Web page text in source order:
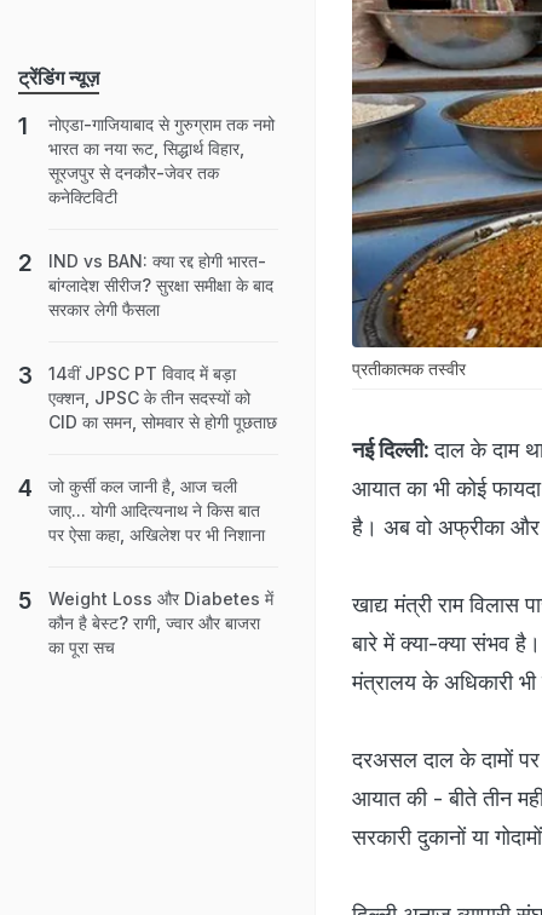
प्रतीकात्‍मक तस्‍वीर
नई दिल्‍ली: दाल के दाम
आयात का भी कोई
है। अब वो अफ्रीका और
खाद्य मंत्री राम विलास
बारे में क्या-क्या संभव है।
मंत्रालय के अधिकारी
दरअसल दाल के दामों पर
आयात की - बीते तीन
सरकारी दुकानों या
ट्रेंडिंग न्यूज़
नोएडा-गाजियाबाद से गुरुग्राम तक नमो
भारत का नया रूट, सिद्धार्थ विहार,
सूरजपुर से दनकौर-जेवर तक
कनेक्टिविटी
IND vs BAN: क्या रद्द होगी भारत-
बांग्लादेश सीरीज? सुरक्षा समीक्षा के बाद
सरकार लेगी फैसला
14वीं JPSC PT विवाद में बड़ा
एक्शन, JPSC के तीन सदस्यों को
CID का समन, सोमवार से होगी पूछताछ
जो कुर्सी कल जानी है, आज चली
जाए... योगी आदित्यनाथ ने किस बात
पर ऐसा कहा, अखिलेश पर भी निशाना
Weight Loss और Diabetes में
कौन है बेस्ट? रागी, ज्वार और बाजरा
का पूरा सच